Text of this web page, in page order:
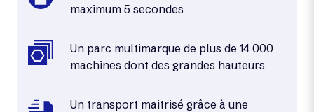
maximum 5 secondes
Un parc multimarque de plus de 14 000
machines dont des grandes hauteurs
Un transport maitrisé grâce à une